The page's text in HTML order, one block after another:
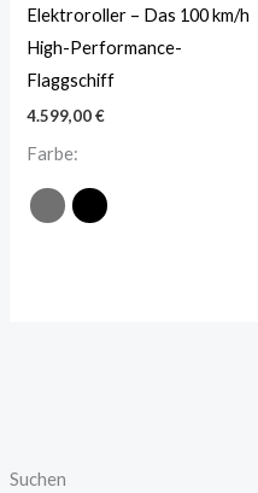
Suchen
Elektroroller – Das 100 km/h
High-Performance-
Flaggschiff
4.599,00€
Farbe: